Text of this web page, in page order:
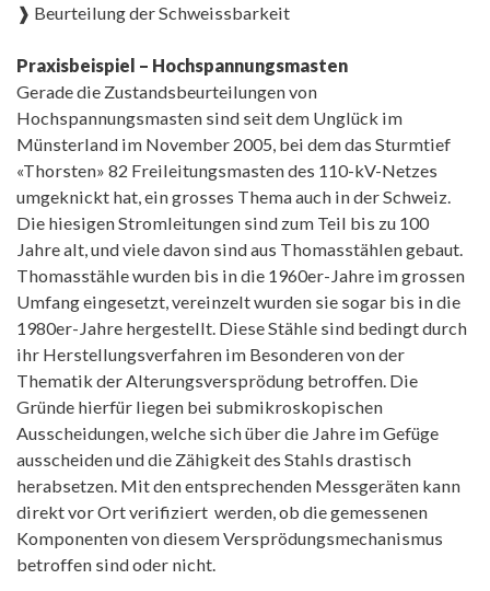
❱ Beurteilung der Schweissbarkeit
Praxisbeispiel – Hochspannungsmasten
Gerade die Zustandsbeurteilungen von
Hochspannungsmasten sind seit dem Unglück im
Münsterland im November 2005, bei dem das Sturmtief
«Thorsten» 82 Freileitungsmasten des 110-kV-Netzes
umgeknickt hat, ein grosses Thema auch in der Schweiz.
Die hiesigen Stromleitungen sind zum Teil bis zu 100
Jahre alt, und viele davon sind aus Thomasstählen gebaut.
Thomasstähle wurden bis in die 1960er-Jahre im grossen
Umfang eingesetzt, vereinzelt wurden sie sogar bis in die
1980er-Jahre hergestellt. Diese Stähle sind bedingt durch
ihr Herstellungsverfahren im Besonderen von der
Thematik der Alterungsversprödung betroffen. Die
Gründe hierfür liegen bei submikroskopischen
Ausscheidungen, welche sich über die Jahre im Gefüge
ausscheiden und die Zähigkeit des Stahls drastisch
herabsetzen. Mit den entsprechenden Messgeräten kann
direkt vor Ort verifiziert werden, ob die gemessenen
Komponenten von diesem Versprödungsmechanismus
betroffen sind oder nicht.